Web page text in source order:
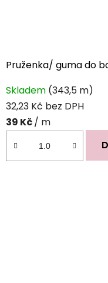
Pruženka/ guma do
hodnocení
produktu
je
0,0
z
Skladem (343,5 m)
32,23 Kč bez DPH
39 Kč/ m